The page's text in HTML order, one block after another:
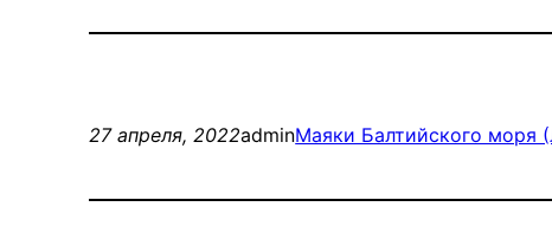
27 апреля, 2022adminМаяки Балтийского моря